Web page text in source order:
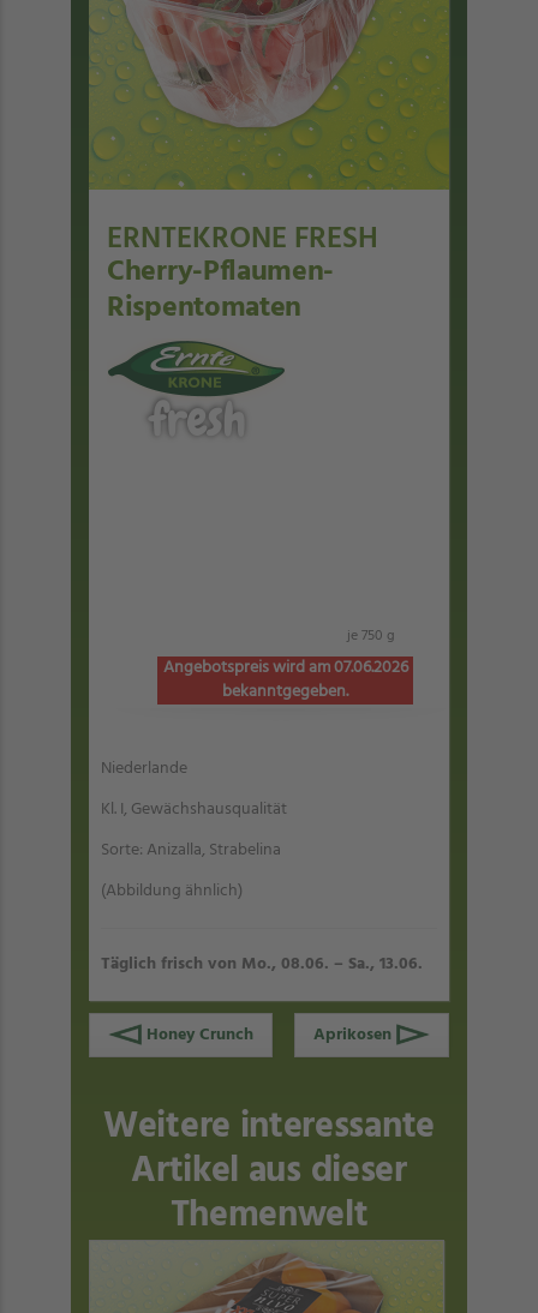
ERNTEKRONE FRESH
Cherry-Pflaumen-
Rispentomaten
je 750 g
Angebotspreis wird am 07.06.2026
bekanntgegeben.
Niederlande
Kl. I, Gewächshausqualität
Sorte: Anizalla, Strabelina
(Abbildung ähnlich)
Täglich frisch von Mo., 08.06. – Sa., 13.06.
Honey Crunch Aprikosen
Weitere interessante
Artikel aus dieser
Themenwelt